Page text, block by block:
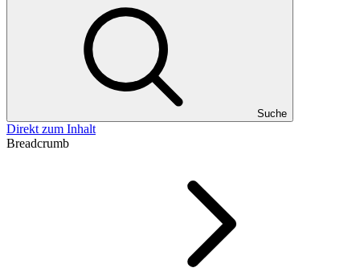
Suche
Direkt zum Inhalt
Breadcrumb